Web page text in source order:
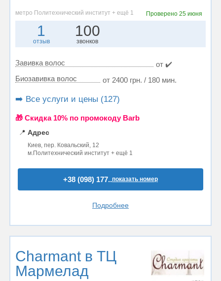
метро Политехнический институт + ещё 1 Проверено 25 июня
1
отзыв
100
звонков
Завивка волос
от ✔️
Биозавивка волос
от 2400 грн. / 180 мин.
➡️ Все услуги и цены (127)
🎁 Cкидка 10% по промокоду Barb
📍 Адрес
Киев, пер. Ковальский, 12
м.Политехнический институт + ещё 1
+38 (098) 177..показать номер
Подробнее
Charmant в ТЦ
Мармелад